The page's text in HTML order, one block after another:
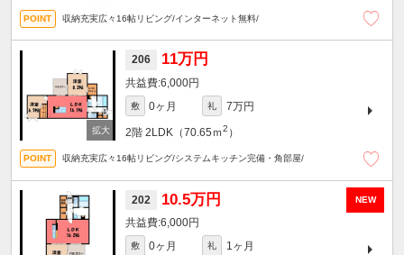
収納充実広々16帖リビング/インターネット無料/
206 11万円
6,000円
敷 0ヶ月 礼 7万円
2階 2LDK（70.65ｍ2 ）
収納充実広々16帖リビング/システムキッチン完備・角部屋/
NEW
202 10.5万円
6,000円
敷 0ヶ月 礼 1ヶ月